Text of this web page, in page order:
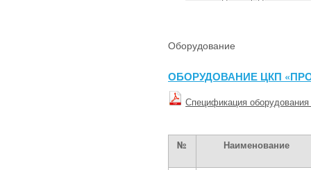
Оборудование
ОБОРУДОВАНИЕ ЦКП
Спецификация
№ Наименование